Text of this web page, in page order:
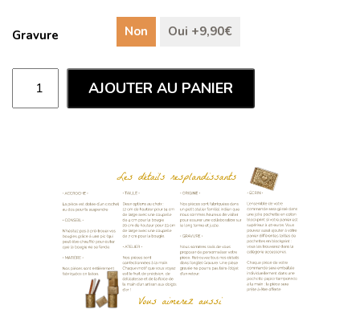
Gravure Non Oui +9,90€
AJOUTER AU PANIER